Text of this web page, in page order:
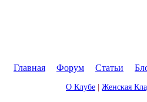
Главная Форум Статьи
О Клубе Женская